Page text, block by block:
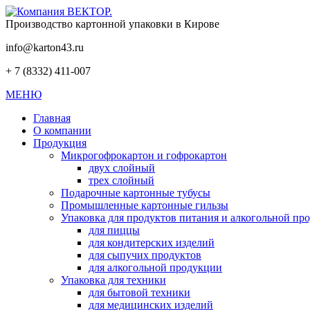
Производство картонной упаковки в Кирове
info@karton43.ru
+ 7 (8332) 411-007
МЕНЮ
Главная
О компании
Продукция
Микрогофрокартон и гофрокартон
двух слойный
трех слойный
Подарочные картонные тубусы
Промышленные картонные гильзы
Упаковка для продуктов питания и алкогольной
для пиццы
для кондитерских изделий
для сыпучих продуктов
для алкогольной продукции
Упаковка для техники
для бытовой техники
для медицинских изделий